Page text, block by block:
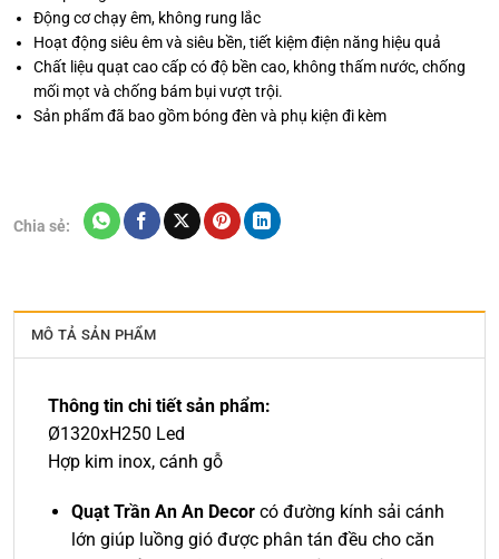
Động cơ chạy êm, không rung lắc
Hoạt động siêu êm và siêu bền, tiết kiệm điện năng hiệu quả
Chất liệu quạt cao cấp có độ bền cao, không thấm nước, chống
mối mọt và chống bám bụi vượt trội.
Sản phẩm đã bao gồm bóng đèn và phụ kiện đi kèm
Chia sẻ:
MÔ TẢ SẢN PHẨM
Thông tin chi tiết sản phẩm:
Ø1320xH250 Led
Hợp kim inox, cánh gỗ
Quạt Trần An An Decorcó đường kính sải cánh
lớn giúp luồng gió được phân tán đều cho căn